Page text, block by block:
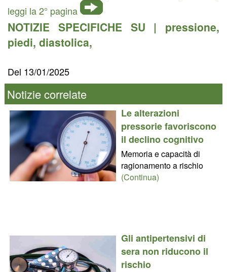
leggi la 2° pagina
NOTIZIE SPECIFICHE SU | pressione,
piedi, diastolica,
Del 13/01/2025
Notizie correlate
Le alterazioni
pressorie favoriscono
il declino cognitivo
Memoria e capacità di
ragionamento a rischio
(Continua)
Gli antipertensivi di
sera non riducono il
rischio